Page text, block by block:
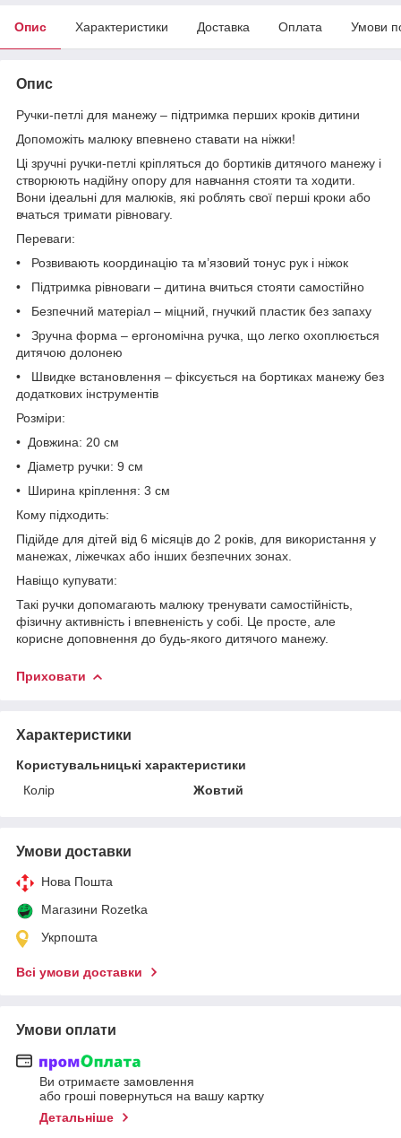
Опис Характеристики Доставка Оплата Умови
Опис
Ручки-петлі для манежу – підтримка перших кроків дитини
Допоможіть малюку впевнено ставати на ніжки!
Ці зручні ручки-петлі кріпляться до бортиків дитячого манежу і
створюють надійну опору для навчання стояти та ходити.
Вони ідеальні для малюків, які роблять свої перші кроки або
вчаться тримати рівновагу.
Переваги:
• Розвивають координацію та м’язовий тонус рук і ніжок
• Підтримка рівноваги – дитина вчиться стояти самостійно
• Безпечний матеріал – міцний, гнучкий пластик без запаху
• Зручна форма – ергономічна ручка, що легко охоплюється
дитячою долонею
• Швидке встановлення – фіксується на бортиках манежу без
додаткових інструментів
Розміри:
• Довжина: 20 см
• Діаметр ручки: 9 см
• Ширина кріплення: 3 см
Кому підходить:
Підійде для дітей від 6 місяців до 2 років, для використання у
манежах, ліжечках або інших безпечних зонах.
Навіщо купувати:
Такі ручки допомагають малюку тренувати самостійність,
фізичну активність і впевненість у собі. Це просте, але
корисне доповнення до будь-якого дитячого манежу.
Приховати
Характеристики
Користувальницькі характеристики
Колір
Жовтий
Умови доставки
Нова Пошта
Магазини Rozetka
Укрпошта
Всі умови доставки
Умови оплати
Ви отримаєте замовлення
або гроші повернуться на вашу картку
Детальніше